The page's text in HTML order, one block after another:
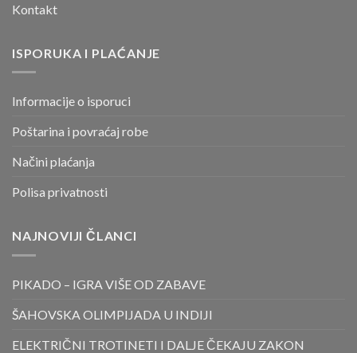
Kontakt
ISPORUKA I PLAĆANJE
Informacije o isporuci
Poštarina i povraćaj robe
Načini plaćanja
Polisa privatnosti
NAJNOVIJI ČLANCI
PIKADO – IGRA VIŠE OD ZABAVE
ŠAHOVSKA OLIMPIJADA U INDIJI
ELEKTRIČNI TROTINETI I DALJE ČEKAJU ZAKON